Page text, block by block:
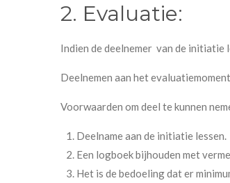
2. Evaluatie:
Indien de deelnemer van de initiatie
Deelnemen aan het
Voorwaarden om deel te kunnen
Deelname aan de initiatie lessen.
Een logboek bijhouden met
Het is de bedoeling dat er